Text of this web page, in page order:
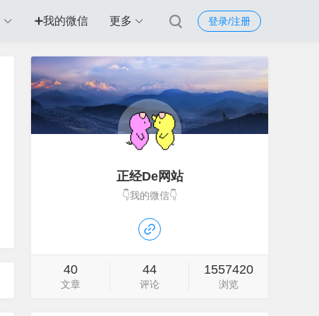
登录/注册
➕我的微信 更多
正经De网站
👇我的微信👇
40
文章
44
评论
1557420
浏览